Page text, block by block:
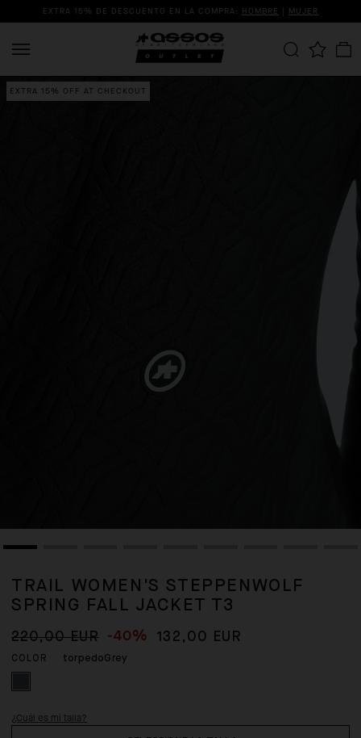
EXTRA 15% DE DESCUENTO EN LA COMPRA: HOMBRE | MUJER
EXTRA 15% OFF AT CHECKOUT
TRAIL WOMEN'S STEPPENWOLF
SPRING FALL JACKET T3
220,00 EUR -40% 132,00 EUR
COLOR torpedoGrey
¿Cuál es mi talla?